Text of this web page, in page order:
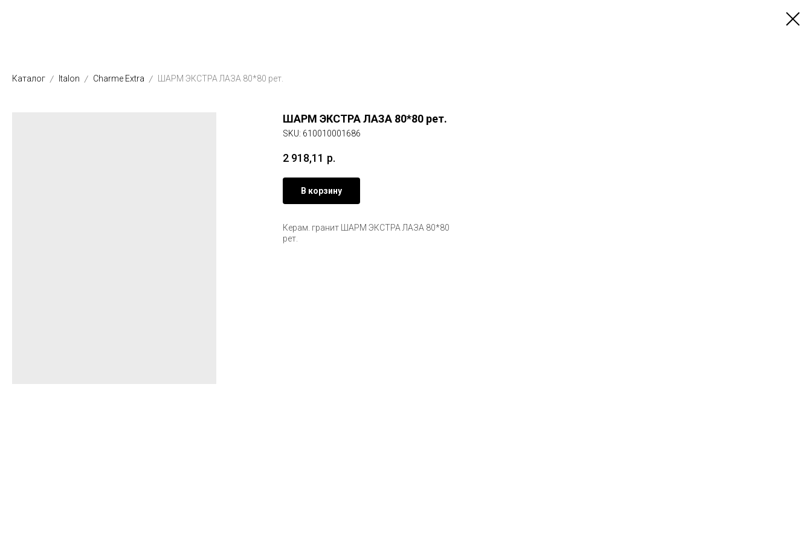
Каталог Italon Charme Extra ШАРМ ЭКСТРА ЛАЗА 80*80 рет.
ШАРМ ЭКСТРА ЛАЗА 80*80 рет.
SKU: 610010001686
2 918,11 р.
В корзину
Керам. гранит ШАРМ ЭКСТРА ЛАЗА 80*80
рет.